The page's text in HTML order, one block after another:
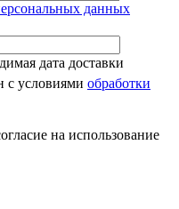
данных
дата доставки
с условиями обработки
на использование